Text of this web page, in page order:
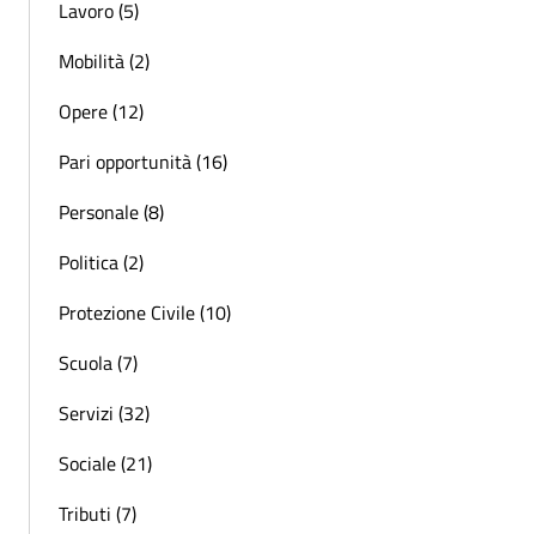
Lavoro (5)
Mobilità (2)
Opere (12)
Pari opportunità (16)
Personale (8)
Politica (2)
Protezione Civile (10)
Scuola (7)
Servizi (32)
Sociale (21)
Tributi (7)